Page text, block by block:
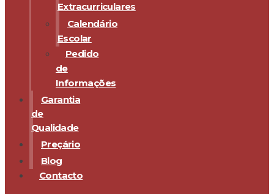
Extracurriculares
Calendário
Escolar
Pedido
de
Informações
Garantia
de
Qualidade
Preçário
Blog
Contacto